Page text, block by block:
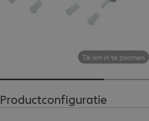
Tik om in te zoomen
Productconfiguratie